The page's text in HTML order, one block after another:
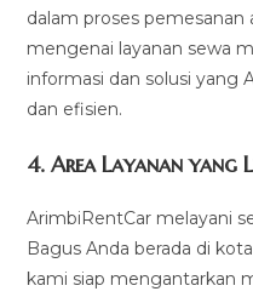
dalam proses pemesanan
mengenai layanan sewa
informasi dan solusi yang
dan efisien.
4.Area Layanan yang
ArimbiRentCar melayani
Bagus Anda berada di
kami siap mengantarkan